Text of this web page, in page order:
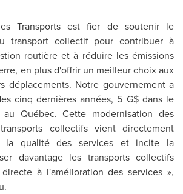
Transports est fier de soutenir le
transport collectif pour contribuer à
routière et à réduire les émissions
en plus d'offrir un meilleur choix aux
déplacements. Notre gouvernement a
cinq dernières années, 5 G$ dans le
Québec. Cette modernisation des
collectifs vient directement
la qualité des services et incite la
davantage les transports collectifs
à l'amélioration des services »,